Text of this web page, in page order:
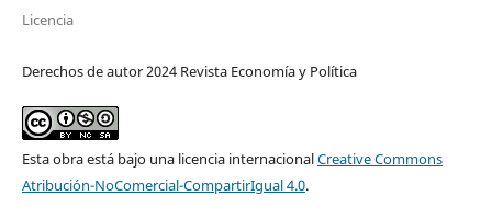
Licencia
Derechos de autor 2024 Revista Economía y Política
Esta obra está bajo una licencia internacionalCreative Commons
Atribución-NoComercial-CompartirIgual 4.0.